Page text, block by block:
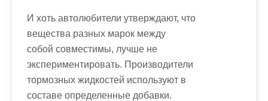
И хоть автолюбители утверждают, что
вещества разных марок между
собой совместимы, лучше не
экспериментировать. Производители
тормозных жидкостей используют в
составе определенные добавки.